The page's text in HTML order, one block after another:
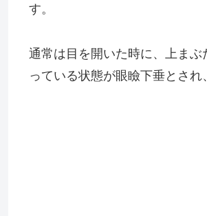
す。
通常は目を開いた時に、上ま
っている状態が眼瞼下垂とさ